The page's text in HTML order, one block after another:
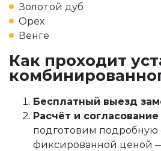
Золотой дуб
Орех
Венге
Как проходит
Бесплатный выезд
Расчёт и
подготовим подробную
фиксированной ценой